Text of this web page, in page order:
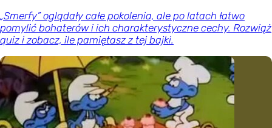
„Smerfy” oglądały całe pokolenia, ale po latach łatwo
pomylić bohaterów i ich charakterystyczne cechy. Rozwiąż
quiz i zobacz, ile pamiętasz z tej bajki.